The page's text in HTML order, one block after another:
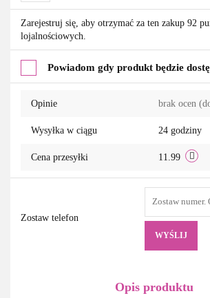
Do
Zarejestruj się, aby otrzymać za ten zakup 92
lojalnościowych.
Powiadom gdy produkt będzie
Opinie brak ocen
Wysyłka w ciągu 24 godziny
Cena przesyłki 11.99
Zostaw telefon
WYŚLIJ
Opis produktu